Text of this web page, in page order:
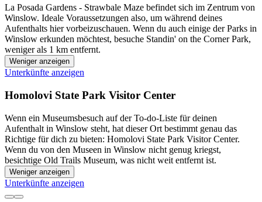
La Posada Gardens - Strawbale Maze befindet sich im Zentrum von
Winslow. Ideale Voraussetzungen also, um während deines
Aufenthalts hier vorbeizuschauen. Wenn du auch einige der Parks in
Winslow erkunden möchtest, besuche Standin' on the Corner Park,
weniger als 1 km entfernt.
Weniger anzeigen
Unterkünfte anzeigen
Homolovi State Park Visitor Center
Wenn ein Museumsbesuch auf der To-do-Liste für deinen
Aufenthalt in Winslow steht, hat dieser Ort bestimmt genau das
Richtige für dich zu bieten: Homolovi State Park Visitor Center.
Wenn du von den Museen in Winslow nicht genug kriegst,
besichtige Old Trails Museum, was nicht weit entfernt ist.
Weniger anzeigen
Unterkünfte anzeigen